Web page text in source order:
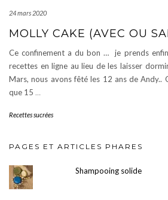
24 mars 2020
MOLLY CAKE (AVEC OU
Ce confinement a du bon … je prends
recettes en ligne au lieu de les laisser
Mars, nous avons fêté les 12 ans de Andy..
que 15 …
Recettes sucrées
PAGES ET ARTICLES PHARES
Shampooing solide